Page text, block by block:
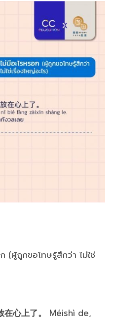
(ผู้ถูกขอโทษรู้สึกว่า ไม่ใช่
心上了。
Méishì de,